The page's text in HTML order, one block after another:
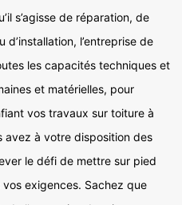
s’agisse de réparation, de
l’entreprise de
les capacités techniques et
et matérielles, pour
vos travaux sur toiture à
avez à votre disposition des
le défi de mettre sur pied
exigences. Sachez que